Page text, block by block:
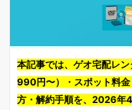
本記事では、ゲオ宅配レ
990円〜）・スポット料
方・解約手順を、2026年